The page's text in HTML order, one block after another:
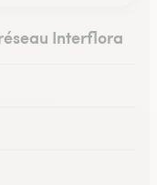
Interflora